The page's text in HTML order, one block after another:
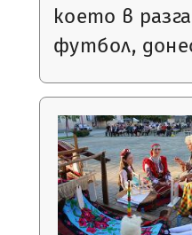
което в
футбол,